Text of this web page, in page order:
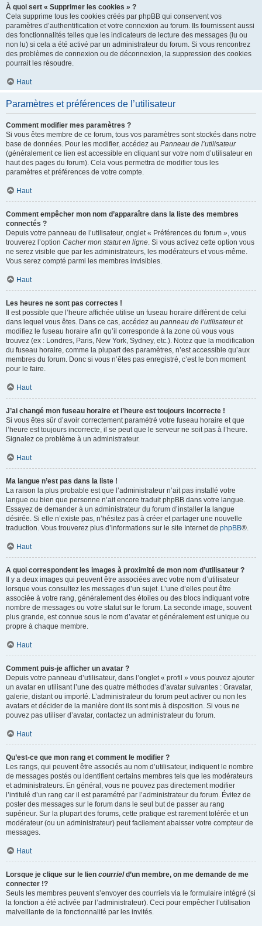
À quoi sert « Supprimer les cookies » ?
Cela supprime tous les cookies créés par phpBB qui conservent vos
paramètres d’authentification et votre connexion au forum. Ils fournissent aussi
des fonctionnalités telles que les indicateurs de lecture des messages (lu ou
non lu) si cela a été activé par un administrateur du forum. Si vous rencontrez
des problèmes de connexion ou de déconnexion, la suppression des cookies
pourrait les résoudre.
Haut
Paramètres et préférences de l’utilisateur
Comment modifier mes paramètres ?
Si vous êtes membre de ce forum, tous vos paramètres sont stockés dans notre
base de données. Pour les modifier, accédez au Panneau de l’utilisateur
(généralement ce lien est accessible en cliquant sur votre nom d’utilisateur en
haut des pages du forum). Cela vous permettra de modifier tous les
paramètres et préférences de votre compte.
Haut
Comment empêcher mon nom d’apparaître dans la liste des membres
connectés ?
Depuis votre panneau de l’utilisateur, onglet « Préférences du forum », vous
trouverez l’option Cacher mon statut en ligne. Si vous activez cette option vous
ne serez visible que par les administrateurs, les modérateurs et vous-même.
Vous serez compté parmi les membres invisibles.
Haut
Les heures ne sont pas correctes !
Il est possible que l’heure affichée utilise un fuseau horaire différent de celui
dans lequel vous êtes. Dans ce cas, accédez au panneau de l’utilisateuret
modifiez le fuseau horaire afin qu’il corresponde à la zone où vous vous
trouvez (ex : Londres, Paris, New York, Sydney, etc.). Notez que la modification
du fuseau horaire, comme la plupart des paramètres, n’est accessible qu’aux
membres du forum. Donc si vous n’êtes pas enregistré, c’est le bon moment
pour le faire.
Haut
J’ai changé mon fuseau horaire et l’heure est toujours incorrecte !
Si vous êtes sûr d’avoir correctement paramétré votre fuseau horaire et que
l’heure est toujours incorrecte, il se peut que le serveur ne soit pas à l’heure.
Signalez ce problème à un administrateur.
Haut
Ma langue n’est pas dans la liste !
La raison la plus probable est que l’administrateur n’ait pas installé votre
langue ou bien que personne n’ait encore traduit phpBB dans votre langue.
Essayez de demander à un administrateur du forum d’installer la langue
désirée. Si elle n’existe pas, n’hésitez pas à créer et partager une nouvelle
traduction. Vous trouverez plus d’informations sur le site Internet de phpBB®.
Haut
A quoi correspondent les images à proximité de mon nom d’utilisateur ?
Il y a deux images qui peuvent être associées avec votre nom d’utilisateur
lorsque vous consultez les messages d’un sujet. L’une d’elles peut être
associée à votre rang, généralement des étoiles ou des blocs indiquant votre
nombre de messages ou votre statut sur le forum. La seconde image, souvent
plus grande, est connue sous le nom d’avatar et généralement est unique ou
propre à chaque membre.
Haut
Comment puis-je afficher un avatar ?
Depuis votre panneau d’utilisateur, dans l’onglet « profil » vous pouvez ajouter
un avatar en utilisant l’une des quatre méthodes d’avatar suivantes : Gravatar,
galerie, distant ou importé. L’administrateur du forum peut activer ou non les
avatars et décider de la manière dont ils sont mis à disposition. Si vous ne
pouvez pas utiliser d’avatar, contactez un administrateur du forum.
Haut
Qu’est-ce que mon rang et comment le modifier ?
Les rangs, qui peuvent être associés au nom d’utilisateur, indiquent le nombre
de messages postés ou identifient certains membres tels que les modérateurs
et administrateurs. En général, vous ne pouvez pas directement modifier
l’intitulé d’un rang car il est paramétré par l’administrateur du forum. Évitez de
poster des messages sur le forum dans le seul but de passer au rang
supérieur. Sur la plupart des forums, cette pratique est rarement tolérée et un
modérateur (ou un administrateur) peut facilement abaisser votre compteur de
messages.
Haut
Lorsque je clique sur le lien courrield’un membre, on me demande de me
connecter !?
Seuls les membres peuvent s’envoyer des courriels via le formulaire intégré (si
la fonction a été activée par l’administrateur). Ceci pour empêcher l’utilisation
malveillante de la fonctionnalité par les invités.